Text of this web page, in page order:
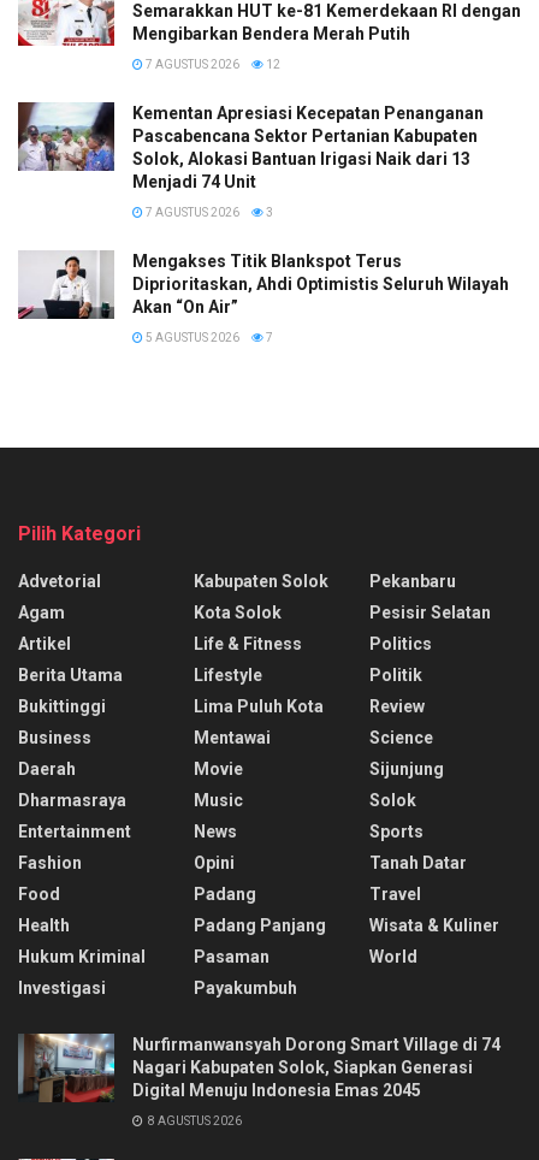
Semarakkan HUT ke-81 Kemerdekaan RI dengan
Mengibarkan Bendera Merah Putih
7 AGUSTUS 2026 12
Kementan Apresiasi Kecepatan Penanganan
Pascabencana Sektor Pertanian Kabupaten
Solok, Alokasi Bantuan Irigasi Naik dari 13
Menjadi 74 Unit
7 AGUSTUS 2026 3
Mengakses Titik Blankspot Terus
Diprioritaskan, Ahdi Optimistis Seluruh Wilayah
Akan “On Air”
5 AGUSTUS 2026 7
Pilih Kategori
Advetorial
Agam
Artikel
Berita Utama
Bukittinggi
Business
Daerah
Dharmasraya
Entertainment
Fashion
Food
Health
Hukum Kriminal
Investigasi
Kabupaten Solok
Kota Solok
Life & Fitness
Lifestyle
Lima Puluh Kota
Mentawai
Movie
Music
News
Opini
Padang
Padang Panjang
Pasaman
Payakumbuh
Pekanbaru
Pesisir Selatan
Politics
Politik
Review
Science
Sijunjung
Solok
Sports
Tanah Datar
Travel
Wisata & Kuliner
World
Nurfirmanwansyah Dorong Smart Village di 74
Nagari Kabupaten Solok, Siapkan Generasi
Digital Menuju Indonesia Emas 2045
8 AGUSTUS 2026